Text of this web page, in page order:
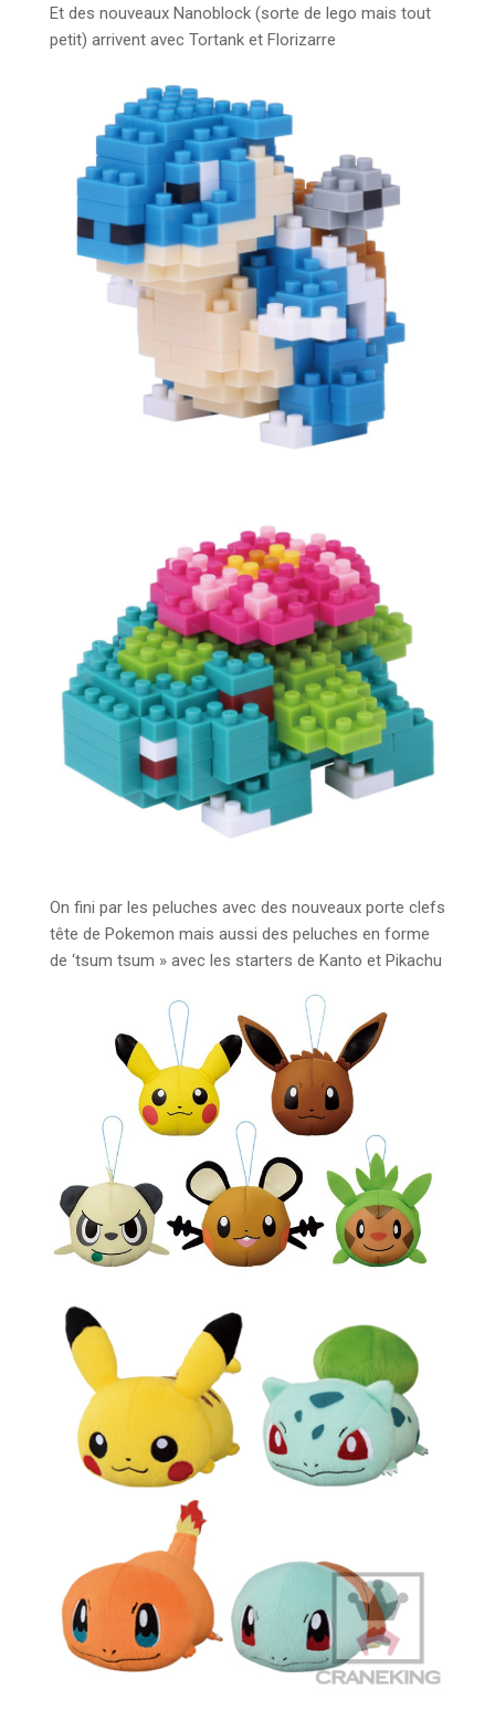
Et des nouveaux Nanoblock (sorte de lego mais tout
petit) arrivent avec Tortank et Florizarre
On fini par les peluches avec des nouveaux porte clefs
tête de Pokemon mais aussi des peluches en forme
de ‘tsum tsum » avec les starters de Kanto et Pikachu